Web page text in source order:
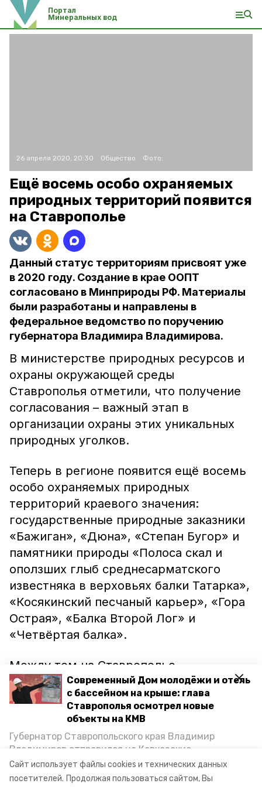
Сайт использует файлы cookies и технических данных
посетителей. Продолжая пользоваться сайтом, Вы
Современный Дом молодёжи и отель
с бассейном на крыше: глава
Ставрополья осмотрел новые
объекты на КМВ
Губернатор Ставропольского края Владимир
Владимиров отправился на Кавказские
Минеральные Воды, чтобы проинспектировать
строительство объектов в Кисловодске и
Портал
Минеральных вод
26 апреля 2020, 20:30 Общество Фото:
Ещё восемь особо охраняемых
природных территорий появится
на Ставрополье
Данный статус территориям присвоят уже
в 2020 году. Создание в крае ООПТ
согласовано в Минприроды РФ. Материалы
были разработаны и направлены в
федеральное ведомство по поручению
губернатора Владимира Владимирова.
В министерстве природных ресурсов и
охраны окружающей среды
Ставрополья отметили, что получение
согласования – важный этап в
организации охраны этих уникальных
природных уголков.
Теперь в регионе появится ещё восемь
особо охраняемых природных
территорий краевого значения:
государственные природные заказники
«Бажиган», «Дюна», «Степан Бугор» и
памятники природы «Полоса скал и
оползших глыб среднесарматского
известняка в верховьях балки Татарка»,
«Косякинский песчаный карьер», «Гора
Острая», «Балка Второй Лог» и
«Четвёртая балка».
Между тем на Ставрополье
продолжается работа по формированию
сети ООПТ.
Напомним, что в прошлом году в крае
обсуждалиизменение границ
Бештаугорского заповедника в
Минераловодском округе.